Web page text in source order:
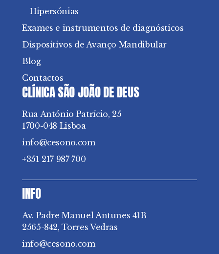
Hipersónias
Exames e instrumentos de diagnósticos
Dispositivos de Avanço Mandibular
Blog
Contactos
CLÍNICA SÃO JOÃO DE DEUS
Rua António Patrício, 25
1700-048 Lisboa
info@cesono.com
+351 217 987 700
INFO
Av. Padre Manuel Antunes 41B
2565-842, Torres Vedras
info@cesono.com